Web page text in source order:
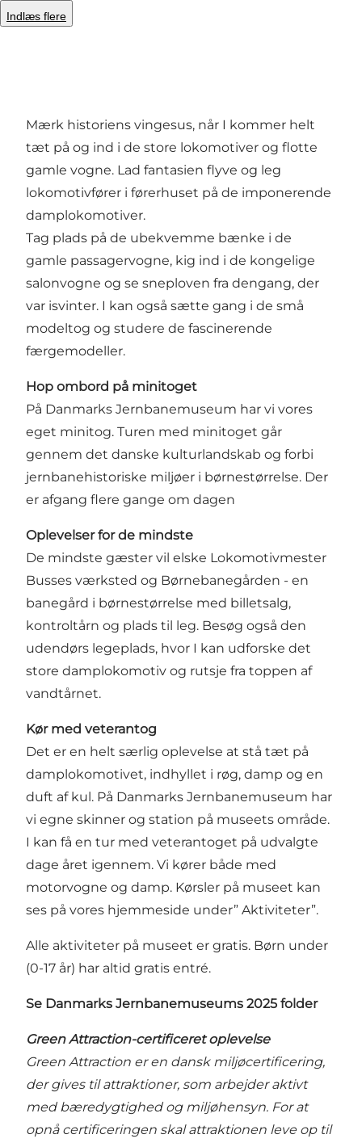
Indlæs flere
Mærk historiens vingesus, når I kommer helt
tæt på og ind i de store lokomotiver og flotte
gamle vogne. Lad fantasien flyve og leg
lokomotivfører i førerhuset på de imponerende
damplokomotiver.
Tag plads på de ubekvemme bænke i de
gamle passagervogne, kig ind i de kongelige
salonvogne og se sneploven fra dengang, der
var isvinter. I kan også sætte gang i de små
modeltog og studere de fascinerende
færgemodeller.
Hop ombord på minitoget
På Danmarks Jernbanemuseum har vi vores
eget minitog. Turen med minitoget går
gennem det danske kulturlandskab og forbi
jernbanehistoriske miljøer i børnestørrelse. Der
er afgang flere gange om dagen
Oplevelser for de mindste
De mindste gæster vil elske Lokomotivmester
Busses værksted og Børnebanegården - en
banegård i børnestørrelse med billetsalg,
kontroltårn og plads til leg. Besøg også den
udendørs legeplads, hvor I kan udforske det
store damplokomotiv og rutsje fra toppen af
vandtårnet.
Kør med veterantog
Det er en helt særlig oplevelse at stå tæt på
damplokomotivet, indhyllet i røg, damp og en
duft af kul. På Danmarks Jernbanemuseum har
vi egne skinner og station på museets område.
I kan få en tur med veterantoget på udvalgte
dage året igennem. Vi kører både med
motorvogne og damp. Kørsler på museet kan
ses på vores hjemmeside under” Aktiviteter”.
Alle aktiviteter på museet er gratis. Børn under
(0-17 år) har altid gratis entré.
Se Danmarks Jernbanemuseums 2025 folder
Green Attraction-certificeret oplevelse
Green Attraction er en dansk miljøcertificering,
der gives til attraktioner, som arbejder aktivt
med bæredygtighed og miljøhensyn. For at
opnå certificeringen skal attraktionen leve op til